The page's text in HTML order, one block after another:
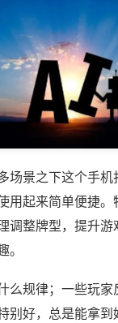
场景之下这个手
用起来简单便捷
调整牌型，提升游
么规律；一些玩家
别好，总是能拿